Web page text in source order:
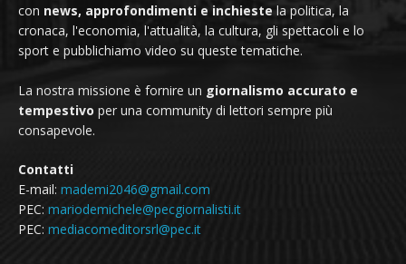
con news, approfondimenti e inchieste la politica, la
cronaca, l'economia, l'attualità, la cultura, gli spettacoli e lo
sport e pubblichiamo video su queste tematiche.
La nostra missione è fornire un giornalismo accurato e
tempestivo per una community di lettori sempre più
consapevole.
Contatti
E-mail: mademi2046@gmail.com
PEC: mariodemichele@pecgiornalisti.it
PEC: mediacomeditorsrl@pec.it